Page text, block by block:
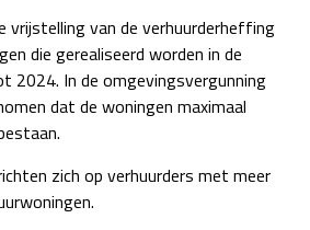
vrijstelling van de verhuurderheffing
die gerealiseerd worden in de
2024. In de omgevingsvergunning
dat de woningen maximaal
zich op verhuurders met meer